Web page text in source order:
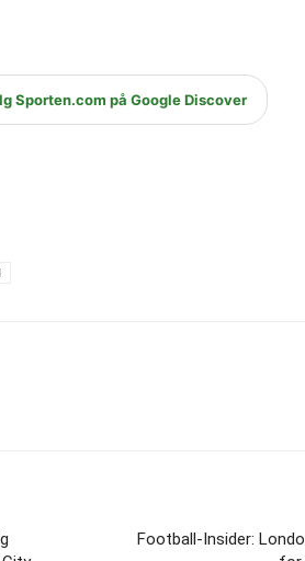
Sporten.com på Google Discover
Football-Insider: